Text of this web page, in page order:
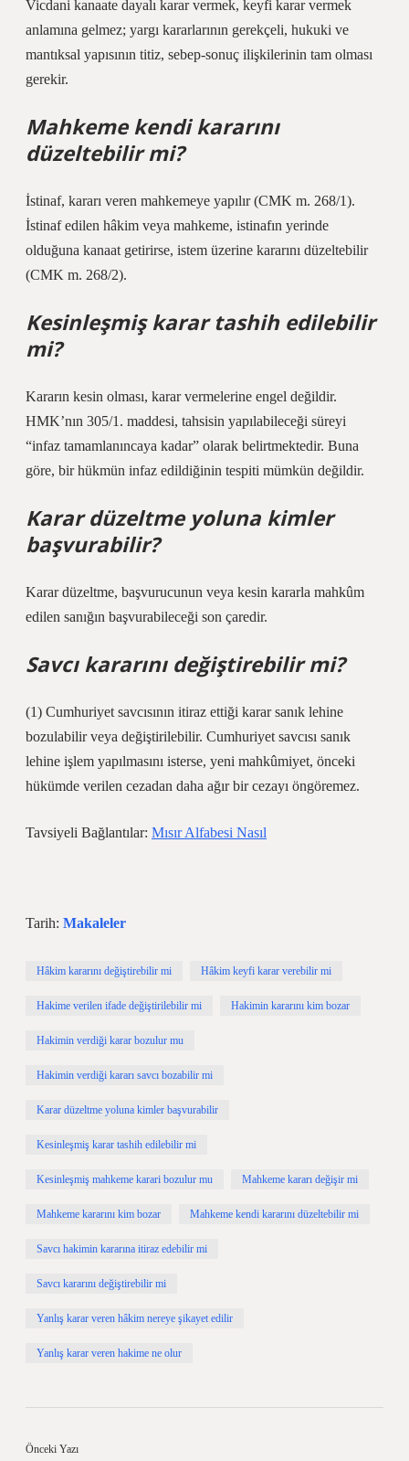
Vicdani kanaate dayalı karar vermek, keyfi karar vermek
anlamına gelmez; yargı kararlarının gerekçeli, hukuki ve
mantıksal yapısının titiz, sebep-sonuç ilişkilerinin tam olması
gerekir.
Mahkeme kendi kararını
düzeltebilir mi?
İstinaf, kararı veren mahkemeye yapılır (CMK m. 268/1).
İstinaf edilen hâkim veya mahkeme, istinafın yerinde
olduğuna kanaat getirirse, istem üzerine kararını düzeltebilir
(CMK m. 268/2).
Kesinleşmiş karar tashih edilebilir
mi?
Kararın kesin olması, karar vermelerine engel değildir.
HMK’nın 305/1. maddesi, tahsisin yapılabileceği süreyi
“infaz tamamlanıncaya kadar” olarak belirtmektedir. Buna
göre, bir hükmün infaz edildiğinin tespiti mümkün değildir.
Karar düzeltme yoluna kimler
başvurabilir?
Karar düzeltme, başvurucunun veya kesin kararla mahkûm
edilen sanığın başvurabileceği son çaredir.
Savcı kararını değiştirebilir mi?
(1) Cumhuriyet savcısının itiraz ettiği karar sanık lehine
bozulabilir veya değiştirilebilir. Cumhuriyet savcısı sanık
lehine işlem yapılmasını isterse, yeni mahkûmiyet, önceki
hükümde verilen cezadan daha ağır bir cezayı öngöremez.
Tavsiyeli Bağlantılar: Mısır Alfabesi Nasıl
Tarih: Makaleler
Hâkim kararını değiştirebilir mi Hâkim keyfi karar verebilir mi
Hakime verilen ifade değiştirilebilir mi Hakimin kararını kim bozar
Hakimin verdiği karar bozulur mu
Hakimin verdiği kararı savcı bozabilir mi
Karar düzeltme yoluna kimler başvurabilir
Kesinleşmiş karar tashih edilebilir mi
Kesinleşmiş mahkeme karari bozulur mu Mahkeme kararı değişir mi
Mahkeme kararını kim bozar Mahkeme kendi kararını düzeltebilir mi
Savcı hakimin kararına itiraz edebilir mi
Savcı kararını değiştirebilir mi
Yanlış karar veren hâkim nereye şikayet edilir
Yanlış karar veren hakime ne olur
Önceki Yazı